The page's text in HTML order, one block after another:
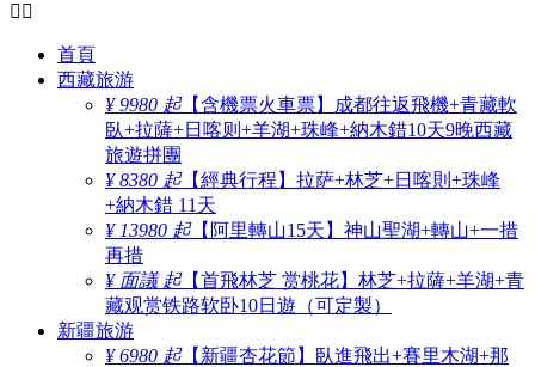
 
首頁
西藏旅游
¥ 9980 起【含機票火車票】成都往返飛機+青藏軟
臥+拉薩+日喀则+羊湖+珠峰+納木錯10天9晚西藏
旅遊拼團
¥ 8380 起【經典行程】拉萨+林芝+日喀則+珠峰
+納木錯 11天
¥ 13980 起【阿里轉山15天】神山聖湖+轉山+一措
再措
¥ 面議 起【首飛林芝 赏桃花】林芝+拉薩+羊湖+青
藏观赏铁路软卧10日遊（可定製）
新疆旅游
¥ 6980 起【新疆杏花節】臥進飛出+賽里木湖+那